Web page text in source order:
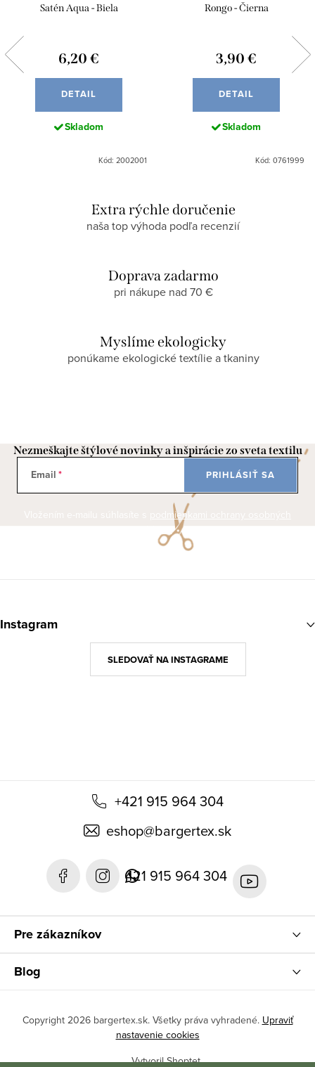
Satén Aqua - Biela
6,20 €
DETAIL
Skladom
Kód: 2002001
Rongo - Čierna
3,90 €
DETAIL
Skladom
Kód: 0761999
Extra rýchle doručenie
naša top výhoda podľa recenzií
Doprava zadarmo
pri nákupe nad 70 €
Myslíme ekologicky
ponúkame ekologické textílie a tkaniny
Nezmeškajte štýlové novinky a inšpirácie zo sveta textilu
Email
podmienkami ochrany osobných
údajov
PRIHLÁSIŤ SA
á
+421 915 964 304
eshop@bargertex.sk
421 915 964 304
Instagram
SLEDOVAŤ NA INSTAGRAME
Pre zákazníkov
Blog
Vytvoril Shoptet
Copyright 2026 bargertex.sk. Všetky práva vyhradené. Upraviť
nastavenie cookies